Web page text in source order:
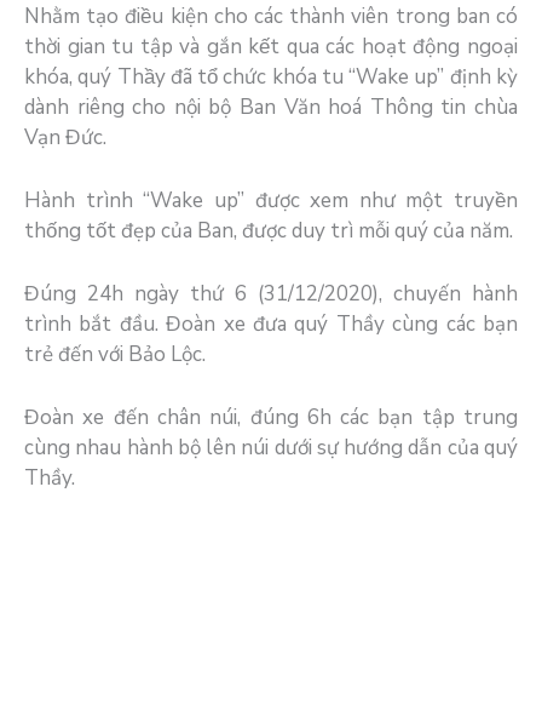
Nhằm tạo điều kiện cho các thành viên trong ban có
thời gian tu tập và gắn kết qua các hoạt động ngoại
khóa, quý Thầy đã tổ chức khóa tu “Wake up” định kỳ
dành riêng cho nội bộ Ban Văn hoá Thông tin chùa
Vạn Đức.
Hành trình “Wake up” được xem như một truyền
thống tốt đẹp của Ban, được duy trì mỗi quý của năm.
Đúng 24h ngày thứ 6 (31/12/2020), chuyến hành
trình bắt đầu. Đoàn xe đưa quý Thầy cùng các bạn
trẻ đến với Bảo Lộc.
Đoàn xe đến chân núi, đúng 6h các bạn tập trung
cùng nhau hành bộ lên núi dưới sự hướng dẫn của quý
Thầy.